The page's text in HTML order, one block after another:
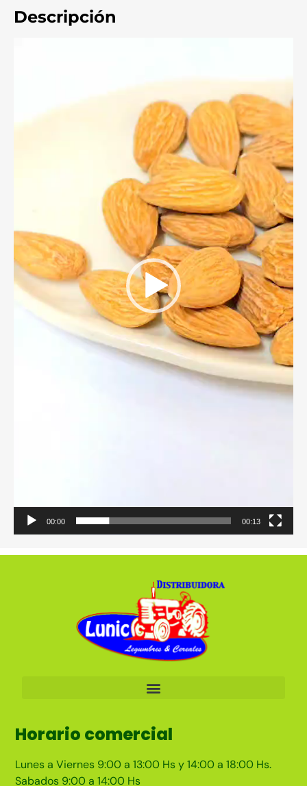
Descripción
00:00 00:13
Horario comercial
Lunes a Viernes 9:00 a 13:00 Hs y 14:00 a 18:00 Hs.
Sabados 9:00 a 14:00 Hs